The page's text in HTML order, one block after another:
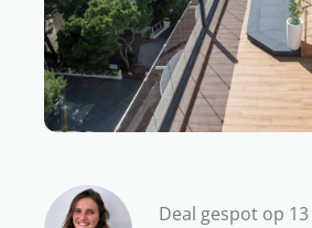
Deal gespot op